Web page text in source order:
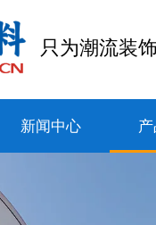
只为潮流装
新闻中心